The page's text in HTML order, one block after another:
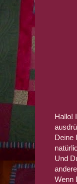
Hallo!
Deine
Und
Wenn